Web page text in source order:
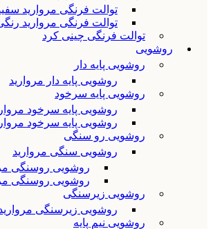
توالت فرنگی مروارید
توالت فرنگی مروارید
توالت فرنگی چینی کرد
روشویی
روشویی پایه دار
روشویی پایه دار مروارید
روشویی پایه سرخود
روشویی پایه سرخود
روشویی پایه سرخود
روشویی رو سنگی
روشویی سنگی مروارید
روشویی روسنگی
روشویی روسنگی
روشویی زیرسنگی
روشویی زیرسنگی
روشویی نیم پایه